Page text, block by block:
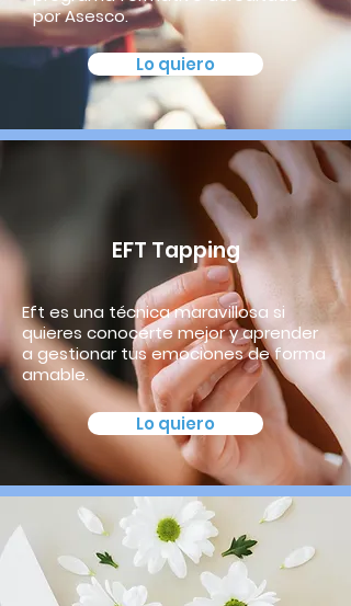
por Asesco.
Lo quiero
EFT Tapping
Eft es una técnica maravillosa si
quieres conocerte mejor y aprender
a gestionar tus emociones de forma
amable.
Lo quiero